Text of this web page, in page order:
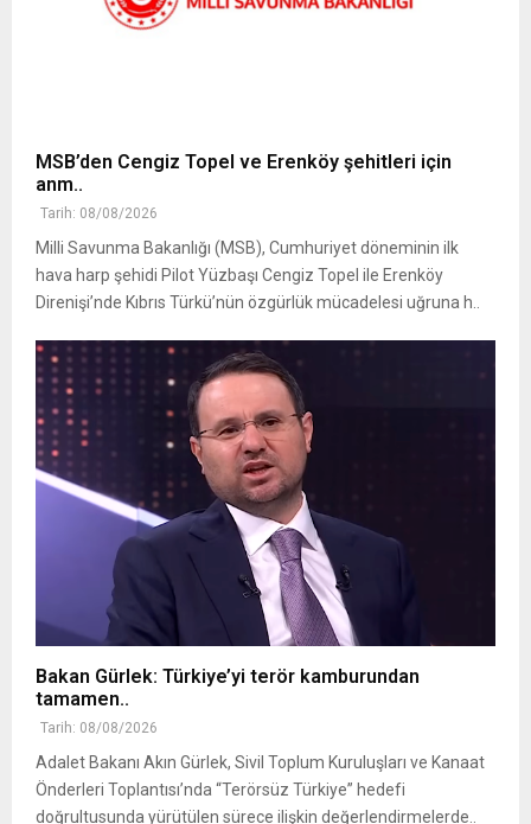
MSB’den Cengiz Topel ve Erenköy şehitleri için
anm..
Tarih: 08/08/2026
Milli Savunma Bakanlığı (MSB), Cumhuriyet döneminin ilk
hava harp şehidi Pilot Yüzbaşı Cengiz Topel ile Erenköy
Direnişi’nde Kıbrıs Türkü’nün özgürlük mücadelesi uğruna h..
Bakan Gürlek: Türkiye’yi terör kamburundan
tamamen..
Tarih: 08/08/2026
Adalet Bakanı Akın Gürlek, Sivil Toplum Kuruluşları ve Kanaat
Önderleri Toplantısı’nda “Terörsüz Türkiye” hedefi
doğrultusunda yürütülen sürece ilişkin değerlendirmelerde..